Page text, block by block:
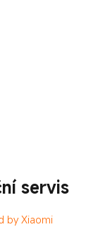
servis
by Xiaomi